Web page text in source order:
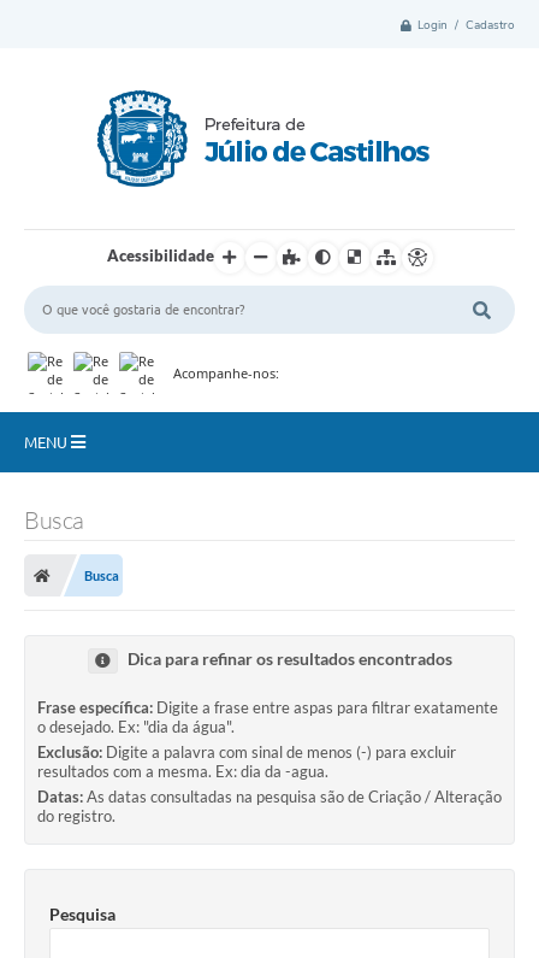
Login / Cadastro
Acessibilidade
Acompanhe-nos:
MENU
Ouvidoria
e-sic
PLANO ANUAL DE CONTRATAÇÕES (PAC)
Contato
TCE/RS
Ordem de Serviços
Prestação de Contas
Busca
Busca
Dica para refinar os resultados encontrados
Frase específica: Digite a frase entre aspas para filtrar exatamente
o desejado. Ex: "dia da água".
Exclusão: Digite a palavra com sinal de menos (-) para excluir
resultados com a mesma. Ex: dia da -agua.
Datas:As datas consultadas na pesquisa são de Criação / Alteração
do registro.
Pesquisa